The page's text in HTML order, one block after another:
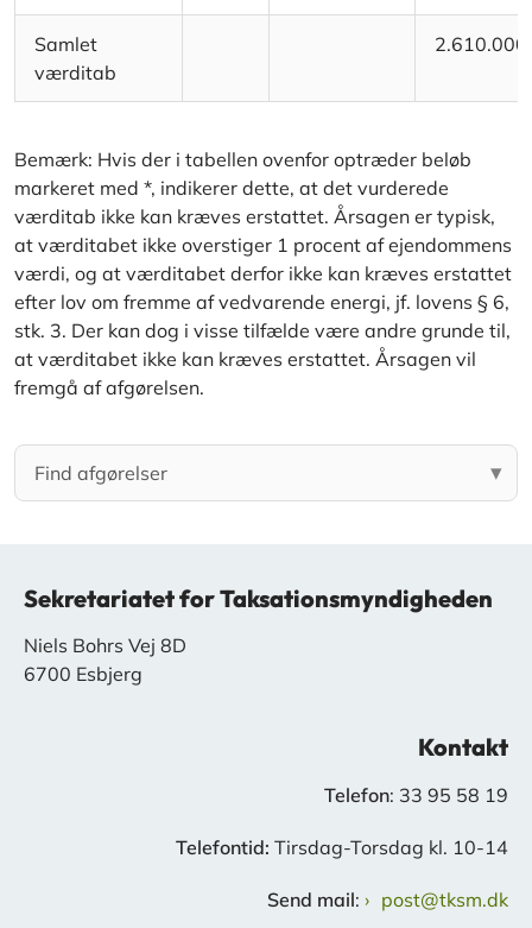
Samlet
værditab
Bemærk: Hvis der i tabellen ovenfor optræder beløb
markeret med *, indikerer dette, at det vurderede
værditab ikke kan kræves erstattet. Årsagen er typisk,
at værditabet ikke overstiger 1 procent af ejendommens
værdi, og at værditabet derfor ikke kan kræves erstattet
efter lov om fremme af vedvarende energi, jf. lovens § 6,
stk. 3. Der kan dog i visse tilfælde være andre grunde til,
at værditabet ikke kan kræves erstattet. Årsagen vil
fremgå af afgørelsen.
Sekretariatet for Taksationsmyndigheden
Niels Bohrs Vej 8D
6700 Esbjerg
Kontakt
Telefon: 33 95 58 19
Telefontid: Tirsdag-Torsdag kl. 10-14
Send mail: post@tksm.dk